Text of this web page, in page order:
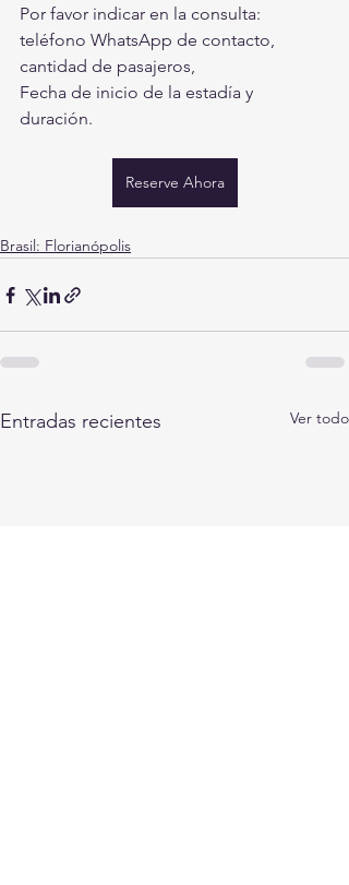
Por favor indicar en la consulta:
teléfono WhatsApp de contacto,
cantidad de pasajeros,
Fecha de inicio de la estadía y
duración.
Reserve Ahora
Brasil: Florianópolis
Entradas recientes Ver todo